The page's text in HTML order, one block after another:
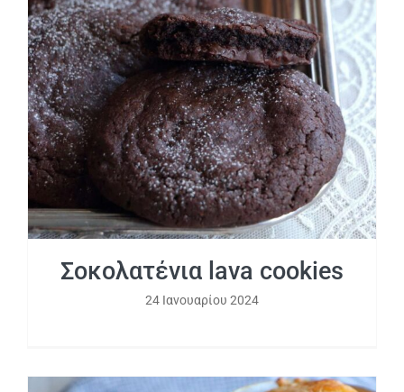
Σοκολατένια lava cookies
Σοκολατένια lava cookies
24 Ιανουαρίου 2024